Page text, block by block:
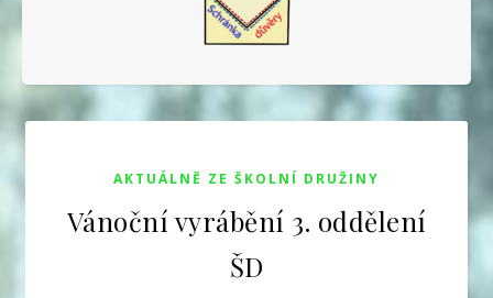
AKTUÁLNĚ ZE ŠKOLNÍ DRUŽINY
Vánoční vyrábění 3. oddělení
ŠD